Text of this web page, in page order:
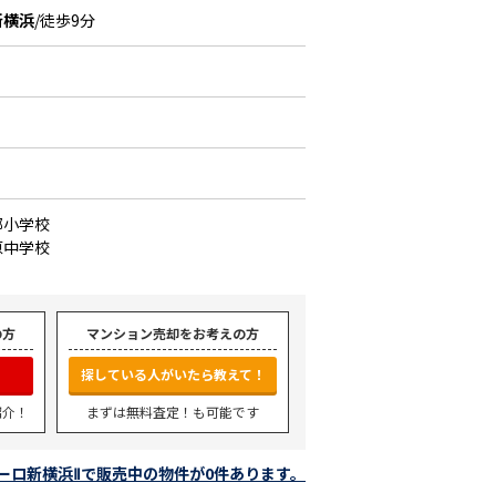
浜/徒歩9分
学校
学校
！
マンション売却をお考えの方
探している人がいたら教えて！
まずは無料査定！も可能です
ロ新横浜Ⅱで販売中の物件が0件あります。